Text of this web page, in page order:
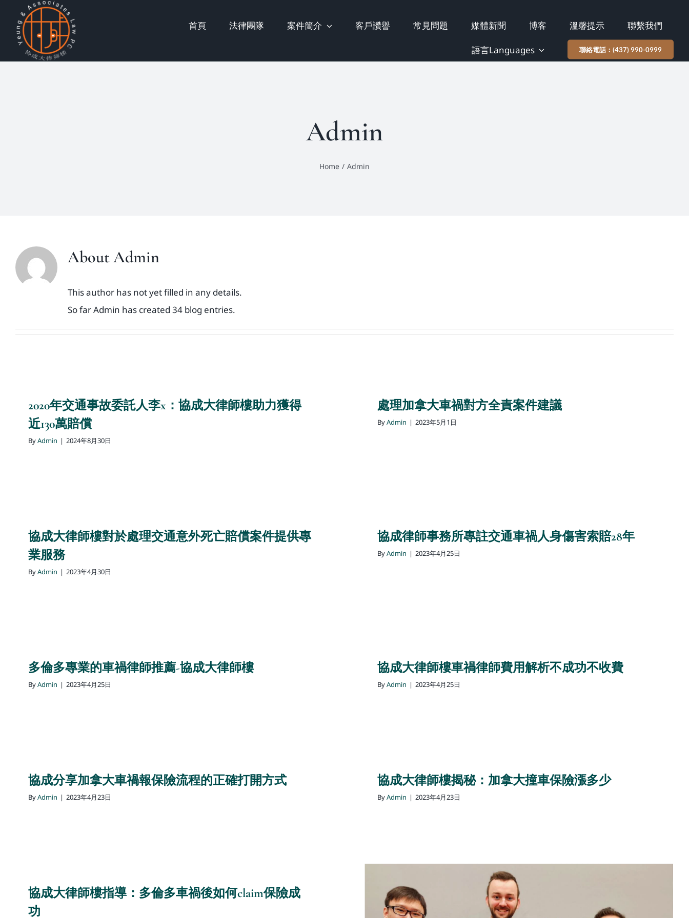
content
首頁 法律團隊 案件簡介 客戶讚譽 常見問題 媒體新聞 博客 溫馨提示 聯繫我們
語言Languages 聯絡電話：(437) 990-0999
Admin
Home / Admin
AboutAdmin
This author has not yet filled in any details.
So far Admin has created 34 blog entries.
2020年交通事故委託人李x：協成大律師樓助力獲得
近130萬賠償
ByAdmin | 2024年8月30日
處理加拿大車禍對方全責案件建議
ByAdmin | 2023年5月1日
協成大律師樓對於處理交通意外死亡賠償案件提供專
業服務
ByAdmin | 2023年4月30日
協成律師事務所專註交通車禍人身傷害索賠28年
ByAdmin | 2023年4月25日
多倫多專業的車禍律師推薦-協成大律師樓
ByAdmin | 2023年4月25日
協成大律師樓車禍律師費用解析不成功不收費
ByAdmin | 2023年4月25日
協成分享加拿大車禍報保險流程的正確打開方式
ByAdmin | 2023年4月23日
協成大律師樓揭秘：加拿大撞車保險漲多少
ByAdmin | 2023年4月23日
協成大律師樓指導：多倫多車禍後如何claim保險成
功